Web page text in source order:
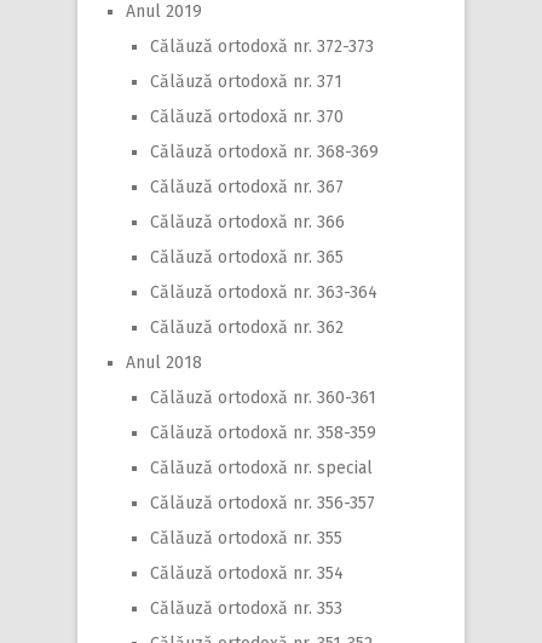
Anul 2019
Călăuză ortodoxă nr. 372-373
Călăuză ortodoxă nr. 371
Călăuză ortodoxă nr. 370
Călăuză ortodoxă nr. 368-369
Călăuză ortodoxă nr. 367
Călăuză ortodoxă nr. 366
Călăuză ortodoxă nr. 365
Călăuză ortodoxă nr. 363-364
Călăuză ortodoxă nr. 362
Anul 2018
Călăuză ortodoxă nr. 360-361
Călăuză ortodoxă nr. 358-359
Călăuză ortodoxă nr. special
Călăuză ortodoxă nr. 356-357
Călăuză ortodoxă nr. 355
Călăuză ortodoxă nr. 354
Călăuză ortodoxă nr. 353